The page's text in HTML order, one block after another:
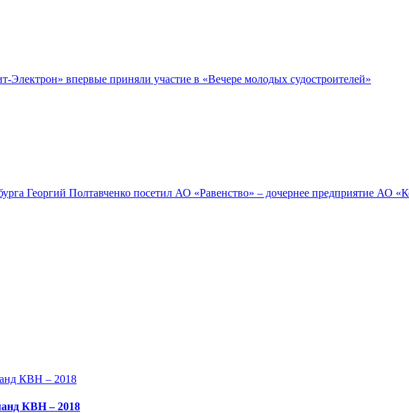
впервые приняли участие в «Вечере молодых судостроителей»
Георгий Полтавченко посетил АО «Равенство» – дочернее предприятие АО
КВН – 2018